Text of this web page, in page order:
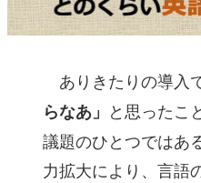
ありきたりの導入
らなあ」 と思ったこ
議題のひとつではあ
力拡大により、言語